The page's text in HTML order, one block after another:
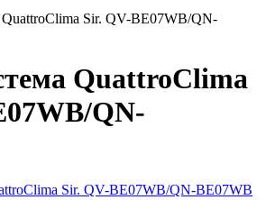
Sir. QV-BE07WB/QN-
QuattroClima
QN-